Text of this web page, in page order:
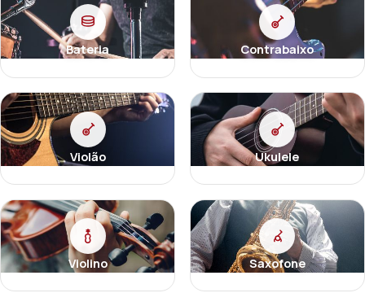
Bateria Contrabaixo
Violão Ukulele
Violino Saxofone